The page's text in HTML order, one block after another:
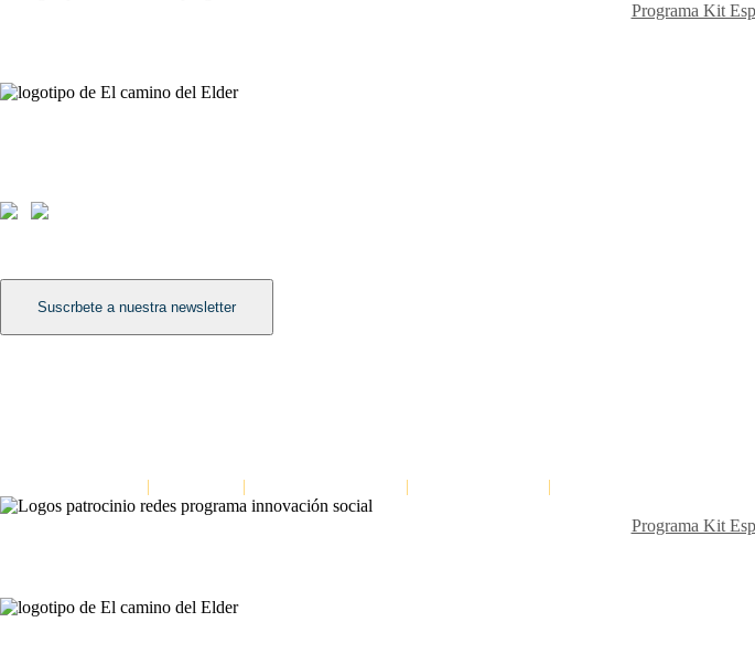
Programa Kit
Suscrbete a nuestra newsletter
| | | |
Programa Kit